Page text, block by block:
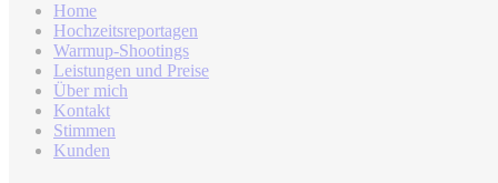
Home
Hochzeitsreportagen
Warmup-Shootings
Leistungen und Preise
Über mich
Kontakt
Stimmen
Kunden